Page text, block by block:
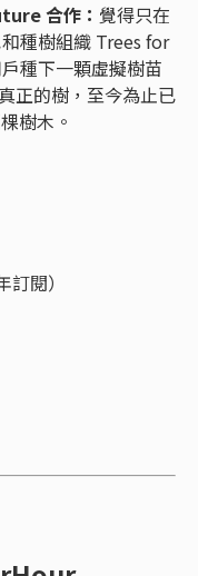
合作： 覺得只在
種樹組織 Trees for
種下一顆虛擬樹苗
正的樹，至今為止已
樹木。
閱）